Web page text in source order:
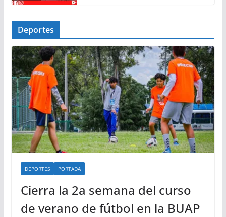
Deportes
DEPORTES PORTADA
Cierra la 2a semana del curso
de verano de fútbol en la BUAP